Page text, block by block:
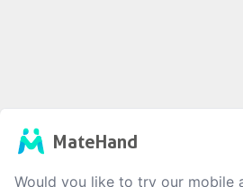
MateHand
Would you like to try our mobile